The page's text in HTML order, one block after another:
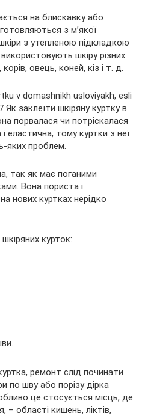
на блискавку або
з м’якої
з утепленою підкладкою
шкіру різних
овець, коней, кіз і т. д.
еластична, тому куртки з неї
яких проблем.
так як має поганими
Вона пориста і
нових куртках нерідко
курток:
ремонт слід починати
по шву або порізу дірка
це стосується місць, де
– області кишень, ліктів,